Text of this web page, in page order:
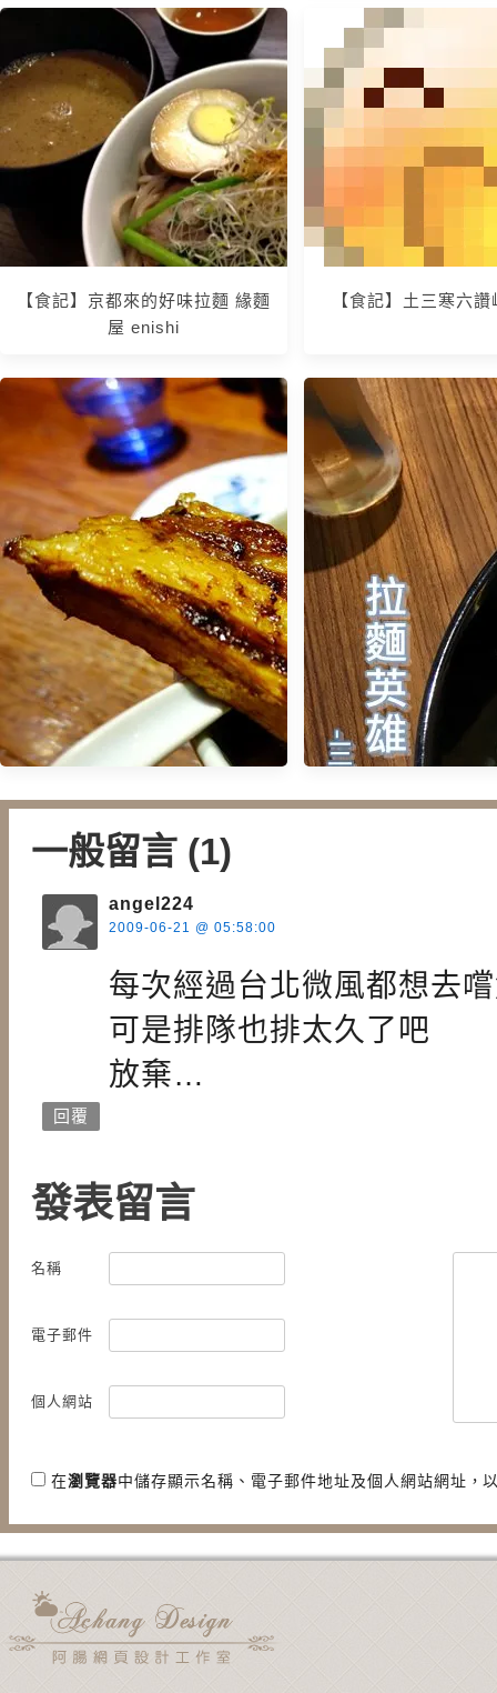
【食記】甘味處 もち餅屋 烤麻糬
@ 永康街
【食記】來自日本的
- 丸龜製麵 @新光
【食記】京都來的好味拉麵 緣麵
屋 enishi
【食記】土三寒六
【食記】麵屋武藏虎嘯．霸氣的
限量雙刀流拉麵 @忠孝敦化站
(東區)
一般留言 (1)
angel224
2009-06-21 @ 05:58:00
每次經過台北微風都想去
可是排隊也排太久了吧
放棄…
回覆
發表留言
名稱
電子郵件
個人網站
在瀏覽器中儲存顯示名稱、電子郵件地址及個人網站網址，
用電子郵件通知我後續的迴響。